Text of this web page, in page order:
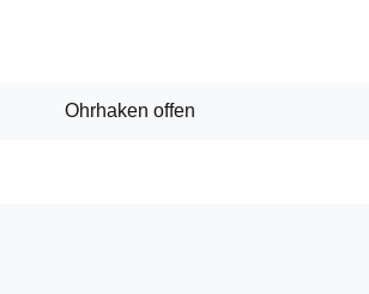
Ohrhaken offen